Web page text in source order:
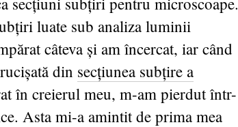
luate sub analiza luminii
câteva și am încercat, iar când
din secțiunea subțire a
în creierul meu, m-am pierdut într-
Asta mi-a amintit de prima mea